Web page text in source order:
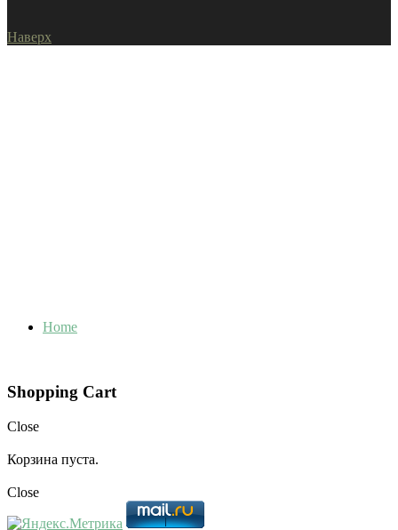
Наверх
Home
Shopping Cart
Close
Корзина пуста.
Close